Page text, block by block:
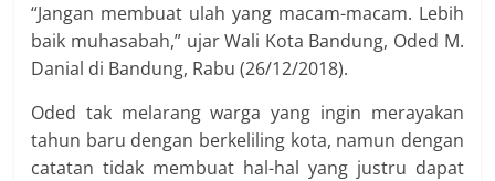
“Jangan membuat ulah yang macam-macam. Lebih
baik muhasabah,” ujar Wali Kota Bandung, Oded M.
Danial di Bandung, Rabu (26/12/2018).
Oded tak melarang warga yang ingin merayakan
tahun baru dengan berkeliling kota, namun dengan
catatan tidak membuat hal-hal yang justru dapat